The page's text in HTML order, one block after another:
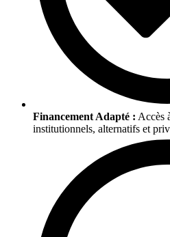
Financement Adapté : Accès
institutionnels, alternatifs et